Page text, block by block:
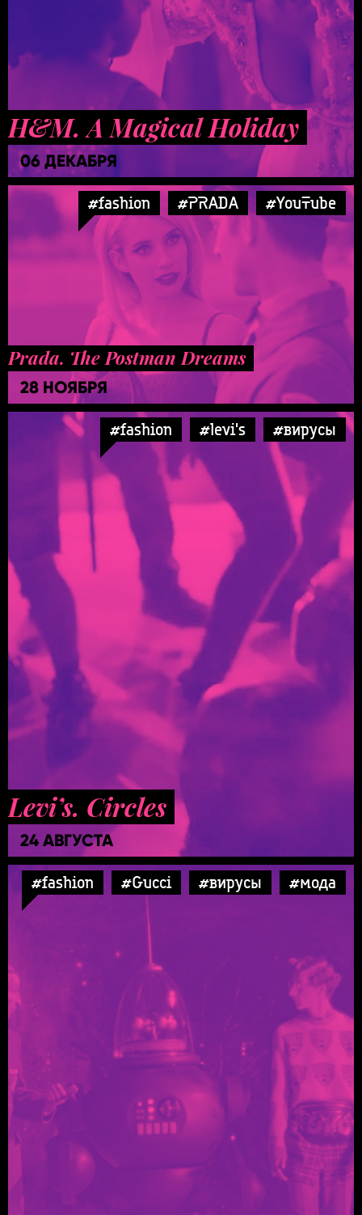
H&M. A Magical Holiday
06 ДЕКАБРЯ
#fashion #PRADA #YouTube
Prada. The Postman Dreams
28 НОЯБРЯ
#fashion #levi's #вирусы
Levi’s. Circles
24 АВГУСТА
#fashion #Gucci #вирусы #мода